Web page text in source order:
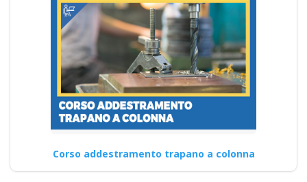
Corso addestramento trapano a colonna